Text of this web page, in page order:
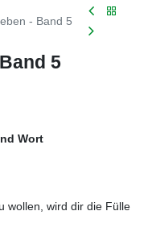
- Band 5
5
Wort
wollen, wird dir die Fülle